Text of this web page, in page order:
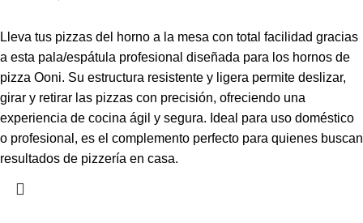
Lleva tus pizzas del horno a la mesa con total facilidad gracias
a esta pala/espátula profesional diseñada para los hornos de
pizza Ooni. Su estructura resistente y ligera permite deslizar,
girar y retirar las pizzas con precisión, ofreciendo una
experiencia de cocina ágil y segura. Ideal para uso doméstico
o profesional, es el complemento perfecto para quienes buscan
resultados de pizzería en casa.